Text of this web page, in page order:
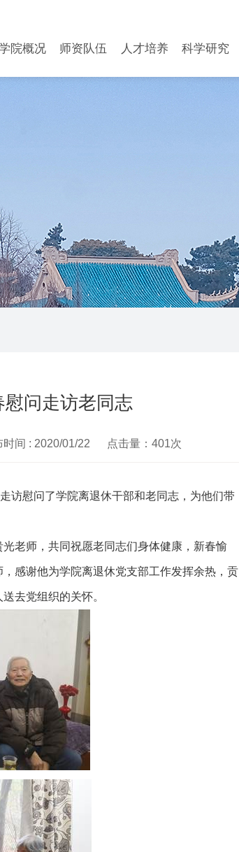
院概况
师资队伍
人才培养
科学研究
问走访老同志
时间 : 2020/01/22 点击量：401次
访慰问了学院离退休干部和老同志，为他们带
老师，共同祝愿老同志们身体健康，新春愉
感谢他为学院离退休党支部工作发挥余热，贡
去党组织的关怀。